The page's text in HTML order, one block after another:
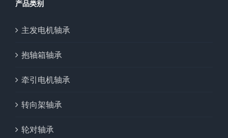
产品类别
主发电机轴承
抱轴箱轴承
牵引电机轴承
转向架轴承
轮对轴承